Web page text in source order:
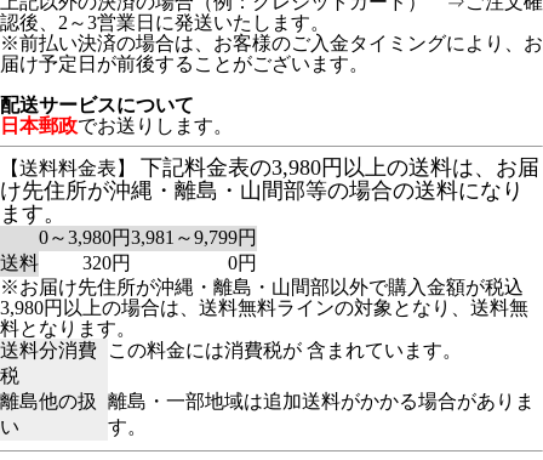
認後、2～3営業日に発送いたします。
※前払い決済の場合は、お客様のご入金タイミングにより、お
届け予定日が前後することがございます。
配送サービスについて
日本郵政でお送りします。
【送料料金表】
下記料金表の3,980円以上の送料は、お届
け先住所が沖縄・離島・山間部等の場合の送料になり
ます。
0～3,980円3,981～9,799円
送料
320円
0円
※お届け先住所が沖縄・離島・山間部以外で購入金額が税込
3,980円以上の場合は、送料無料ラインの対象となり、送料無
料となります。
送料分消費
税
この料金には消費税が 含まれています。
離島他の扱
い
離島・一部地域は追加送料がかかる場合がありま
す。